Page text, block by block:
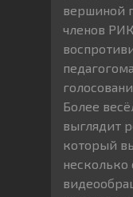
вершиной
членов
Более
выглядит
который
несколько